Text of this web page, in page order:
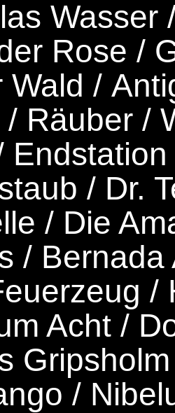
Wasser
Rose /
Wald /
/ Räuber /
Endstation
/ Dr.
/ Die
/ Bernada
/
Acht/
Gripsholm
/